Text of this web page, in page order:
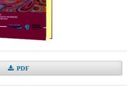
PDF